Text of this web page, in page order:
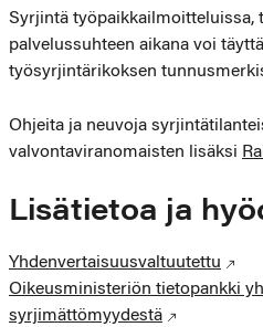
Syrjintä työpaikkailmoitteluissa,
palvelussuhteen aikana voi
työsyrjintärikoksen
Ohjeita ja neuvoja
valvontaviranomaisten lisäksi
Lisätietoa ja
Yhdenvertaisuusvaltuutettu
Oikeusministeriön tietopankki
syrjimättömyydestä